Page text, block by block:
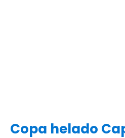
Copa helado